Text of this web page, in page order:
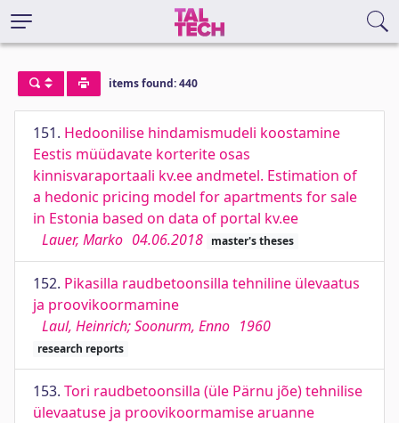
items found: 440
151. Hedoonilise hindamismudeli koostamine
Eestis müüdavate korterite osas
kinnisvaraportaali kv.ee andmetel. Estimation of
a hedonic pricing model for apartments for sale
in Estonia based on data of portal kv.ee
Lauer, Marko 04.06.2018 master's theses
152. Pikasilla raudbetoonsilla tehniline ülevaatus
ja proovikoormamine
Laul, Heinrich; Soonurm, Enno 1960
research reports
153. Tori raudbetoonsilla (üle Pärnu jõe) tehnilise
ülevaatuse ja proovikoormamise aruanne